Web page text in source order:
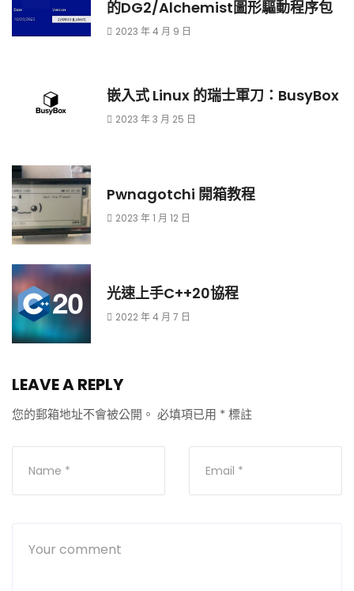
的DG2/Alchemist圖形驅動程序包
2023 年 4 月 9 日
嵌入式 Linux 的瑞士軍刀：BusyBox
2023 年 3 月 25 日
Pwnagotchi 開箱教程
2023 年 1 月 12 日
光速上手C++20協程
2022 年 4 月 7 日
LEAVE A REPLY
您的郵箱地址不會被公開。 必填項已用 * 標註